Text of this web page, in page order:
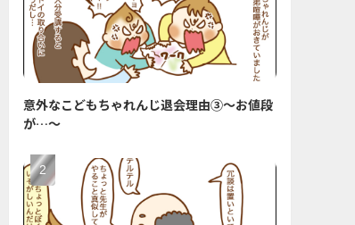
意外なこどもちゃれんじ退会理由③〜お値段
が…〜